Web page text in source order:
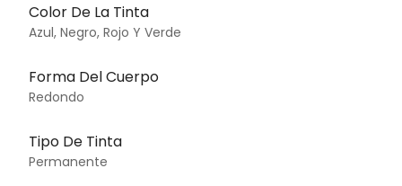
Color De La Tinta
Azul, Negro, Rojo Y Verde
Forma Del Cuerpo
Redondo
Tipo De Tinta
Permanente